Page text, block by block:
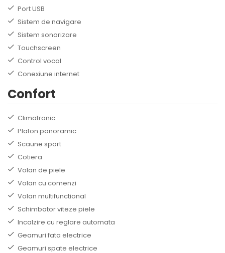
Port USB
Sistem de navigare
Sistem sonorizare
Touchscreen
Control vocal
Conexiune internet
Confort
Climatronic
Plafon panoramic
Scaune sport
Cotiera
Volan de piele
Volan cu comenzi
Volan multifunctional
Schimbator viteze piele
Incalzire cu reglare automata
Geamuri fata electrice
Geamuri spate electrice